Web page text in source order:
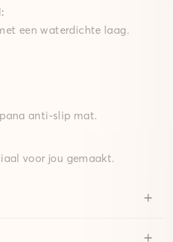
een waterdichte laag.
anti-slip mat.
voor jou gemaakt.